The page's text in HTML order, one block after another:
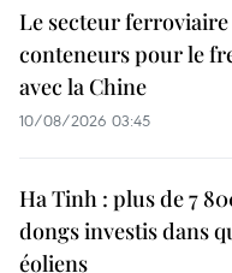
Le secteur ferroviaire
conteneurs pour le
avec la Chine
10/08/2026 03:45
Ha Tinh : plus de 7
dongs investis dans
éoliens